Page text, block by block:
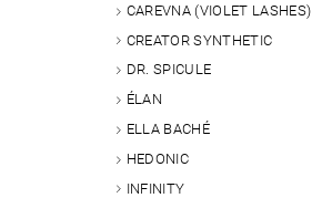
CAREVNA (VIOLET LASHES)
CREATOR SYNTHETIC
DR. SPICULE
ÉLAN
ELLA BACHÉ
HEDONIC
INFINITY